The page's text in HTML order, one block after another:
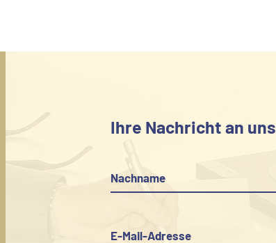
Ihre Nachricht an uns